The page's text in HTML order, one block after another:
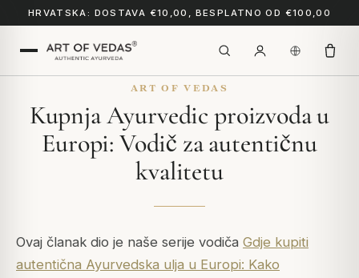
HRVATSKA: DOSTAVA €10,00, BESPLATNO OD €100,00
ART OF VEDAS
Kupnja Ayurvedic proizvoda u
Europi: Vodič za autentičnu
kvalitetu
Ovaj članak dio je naše serije vodiča Gdje kupiti
autentična Ayurvedska ulja u Europi: Kako